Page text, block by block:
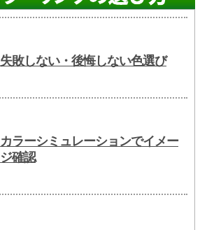
失敗しない・後悔しない色選び
カラーシミュレーションでイメー
ジ確認